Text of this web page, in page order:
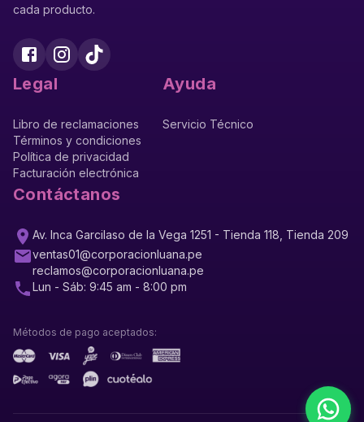
cada producto.
Legal
Libro de reclamaciones
Términos y condiciones
Política de privacidad
Facturación electrónica
Ayuda
Servicio Técnico
Contáctanos
Av. Inca Garcilaso de la Vega 1251 - Tienda 118, Tienda 209
ventas01@corporacionluana.pe
reclamos@corporacionluana.pe
Lun - Sáb: 9:45 am - 8:00 pm
Métodos de pago aceptados: